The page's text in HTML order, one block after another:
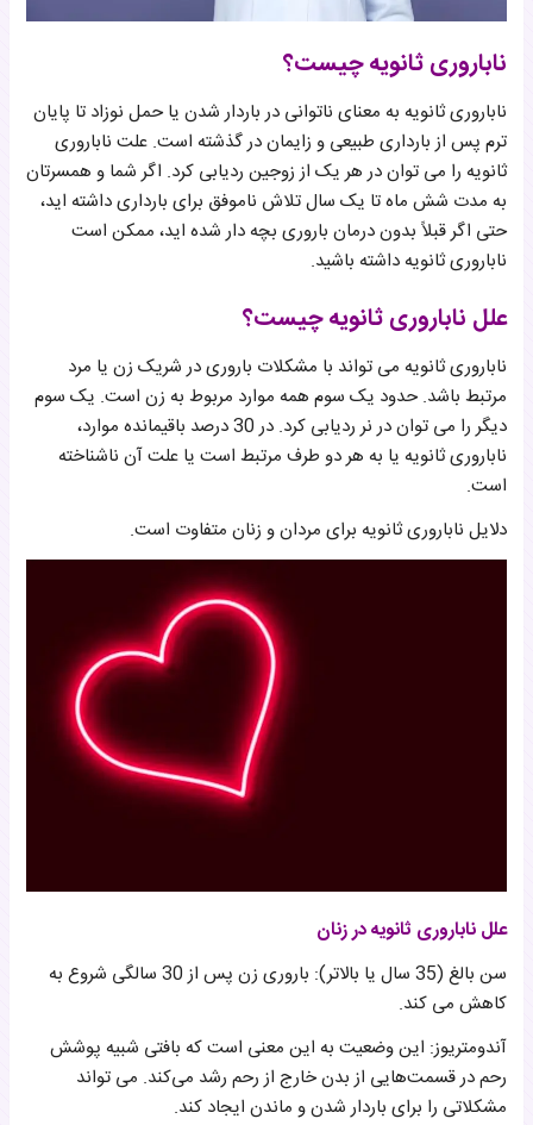
ناباروری ثانویه چیست؟
ناباروری ثانویه به معنای ناتوانی در باردار شدن یا حمل نوزاد تا پایان
ترم پس از بارداری طبیعی و زایمان در گذشته است. علت ناباروری
ثانویه را می توان در هر یک از زوجین ردیابی کرد. اگر شما و همسرتان
به مدت شش ماه تا یک سال تلاش ناموفق برای بارداری داشته اید،
حتی اگر قبلاً بدون درمان باروری بچه دار شده اید، ممکن است
ناباروری ثانویه داشته باشید.
علل ناباروری ثانویه چیست؟
ناباروری ثانویه می تواند با مشکلات باروری در شریک زن یا مرد
مرتبط باشد. حدود یک سوم همه موارد مربوط به زن است. یک سوم
دیگر را می توان در نر ردیابی کرد. در 30 درصد باقیمانده موارد،
ناباروری ثانویه یا به هر دو طرف مرتبط است یا علت آن ناشناخته
است.
دلایل ناباروری ثانویه برای مردان و زنان متفاوت است.
علل ناباروری ثانویه در زنان
سن بالغ (35 سال یا بالاتر): باروری زن پس از 30 سالگی شروع به
کاهش می کند.
آندومتریوز: این وضعیت به این معنی است که بافتی شبیه پوشش
رحم در قسمت‌هایی از بدن خارج از رحم رشد می‌کند. می تواند
مشکلاتی را برای باردار شدن و ماندن ایجاد کند.